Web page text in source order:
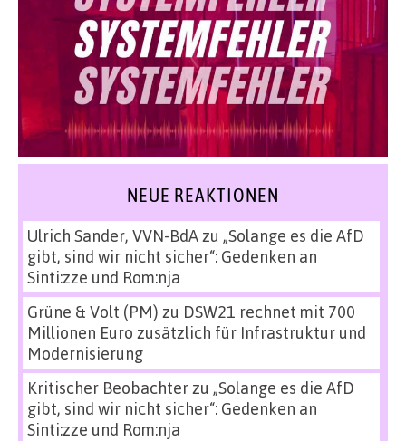
NEUE REAKTIONEN
Ulrich Sander, VVN-BdAzu „Solange es die AfD
gibt, sind wir nicht sicher“: Gedenken an
Sinti:zze und Rom:nja
Grüne & Volt (PM) zu DSW21 rechnet mit 700
Millionen Euro zusätzlich für Infrastruktur und
Modernisierung
Kritischer Beobachterzu „Solange es die AfD
gibt, sind wir nicht sicher“: Gedenken an
Sinti:zze und Rom:nja